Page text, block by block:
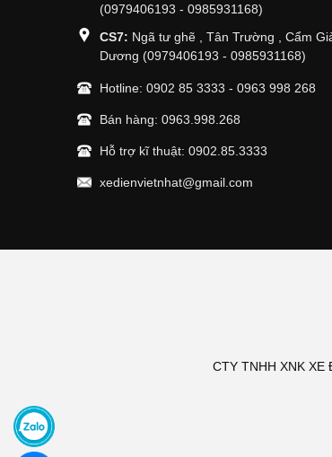
(0979406193 - 0985931168)
CS7: Ngã tư ghẽ , Tân Trường , Cẩm
Dương (0979406193 - 0985931168)
Hotline: 0902 85 3333 - 0963 998 268
Bán hàng: 0963.998.268
Hỗ trợ kĩ thuật: 0902.85.3333
xedienvietnhat@gmail.com
CTY TNHH XNK XE